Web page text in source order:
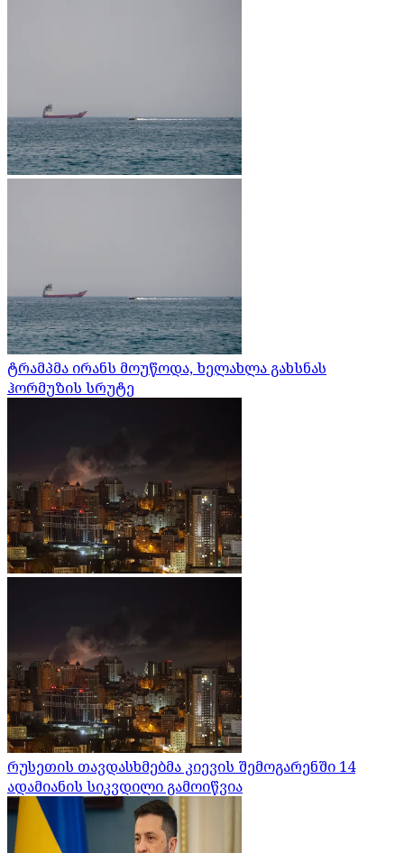
ტრამპმა ირანს მოუწოდა, ხელახლა გახსნას
ჰორმუზის სრუტე
რუსეთის თავდასხმებმა კიევის შემოგარენში 14
ადამიანის სიკვდილი გამოიწვია